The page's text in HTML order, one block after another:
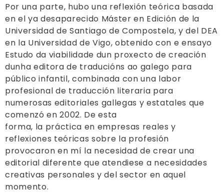
Por una parte, hubo una reflexión teórica basada
en el ya desaparecido Máster en Edición de la
Universidad de Santiago de Compostela, y del DEA
en la Universidad de Vigo, obtenido con e ensayo
Estudo da viabilidade dun proxecto de creación
dunha editora de traducións ao galego para
público infantil, combinada con una labor
profesional de traducción literaria para
numerosas editoriales gallegas y estatales que
comenzó en 2002. De esta
forma, la práctica en empresas reales y
reflexiones teóricas sobre la profesión
provocaron en mí la necesidad de crear una
editorial diferente que atendiese a necesidades
creativas personales y del sector en aquel
momento.